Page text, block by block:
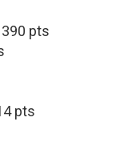
pts
pts